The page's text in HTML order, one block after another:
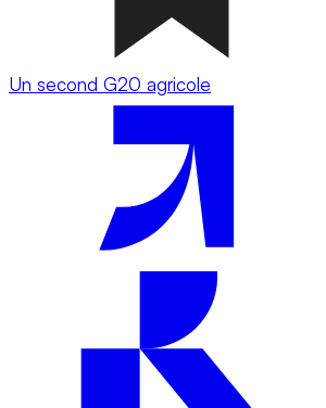
Un second G20 agricole